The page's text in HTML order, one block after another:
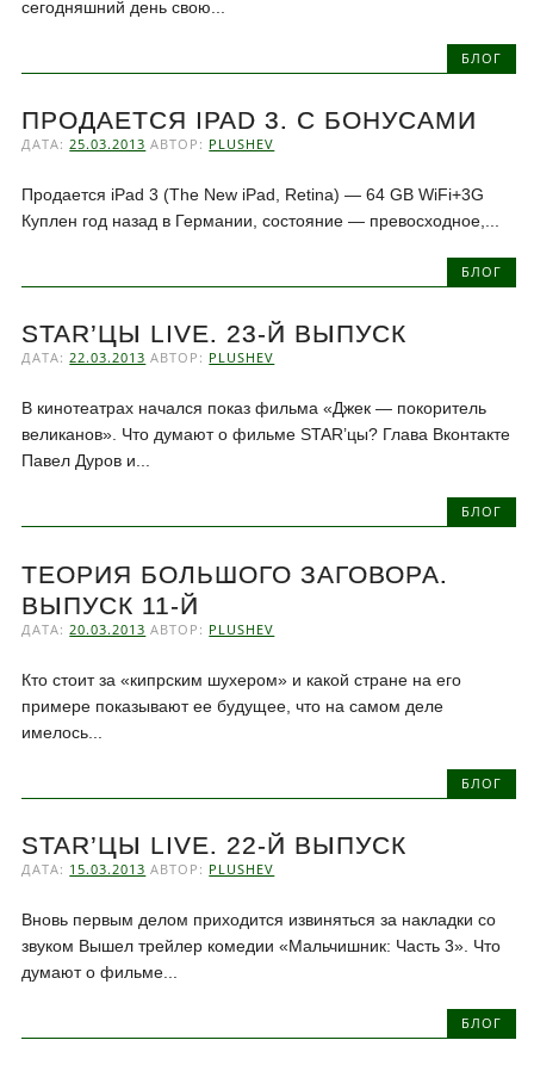
сегодняшний день свою...
БЛОГ
ПРОДАЕТСЯ IPAD 3. С БОНУСАМИ
ДАТА:25.03.2013 АВТОР: PLUSHEV
Продается iPad 3 (The New iPad, Retina) — 64 GB WiFi+3G
Куплен год назад в Германии, состояние — превосходное,...
БЛОГ
STAR’ЦЫ LIVE. 23-Й ВЫПУСК
ДАТА:22.03.2013 АВТОР: PLUSHEV
В кинотеатрах начался показ фильма «Джек — покоритель
великанов». Что думают о фильме STAR’цы? Глава Вконтакте
Павел Дуров и...
БЛОГ
ТЕОРИЯ БОЛЬШОГО ЗАГОВОРА.
ВЫПУСК 11-Й
ДАТА: 20.03.2013 АВТОР: PLUSHEV
Кто стоит за «кипрским шухером» и какой стране на его
примере показывают ее будущее, что на самом деле
имелось...
БЛОГ
STAR’ЦЫ LIVE. 22-Й ВЫПУСК
ДАТА: 15.03.2013 АВТОР: PLUSHEV
Вновь первым делом приходится извиняться за накладки со
звуком Вышел трейлер комедии «Мальчишник: Часть 3». Что
думают о фильме...
БЛОГ